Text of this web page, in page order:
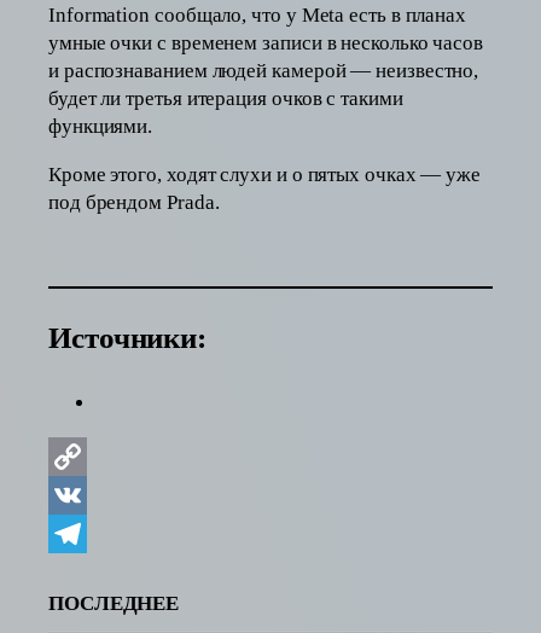
Information сообщало, что у Meta есть в планах
умные очки с временем записи в несколько часов
и распознаванием людей камерой — неизвестно,
будет ли третья итерация очков с такими
функциями.
Кроме этого, ходят слухи и о пятых очках — уже
под брендом Prada.
Источники:
Copy
Link
VK
ПОСЛЕДНЕЕ